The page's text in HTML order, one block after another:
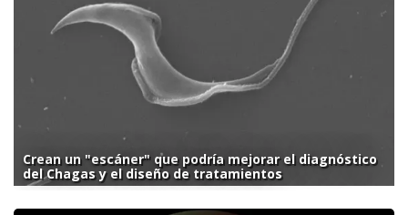
Crean un "escáner" que podría mejorar el diagnóstico
del Chagas y el diseño de tratamientos